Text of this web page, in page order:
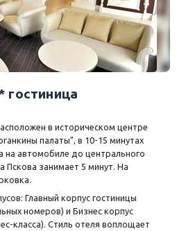
гостиница
в историческом центре
палаты", в 10-15 минутах
автомобиле до центрального
Пскова занимает 5 минут. На
Главный корпус гостиницы
номеров) и Бизнес корпус
класса). Стиль отеля воплощает